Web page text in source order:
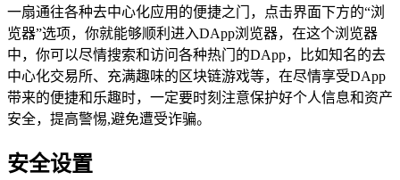
一扇通往各种去中心化应用的便捷之门，点击界面下方的“浏
览器”选项，你就能够顺利进入DApp浏览器，在这个浏览器
中，你可以尽情搜索和访问各种热门的DApp，比如知名的去
中心化交易所、充满趣味的区块链游戏等，在尽情享受DApp
带来的便捷和乐趣时，一定要时刻注意保护好个人信息和资产
安全，提高警惕,避免遭受诈骗。
安全设置